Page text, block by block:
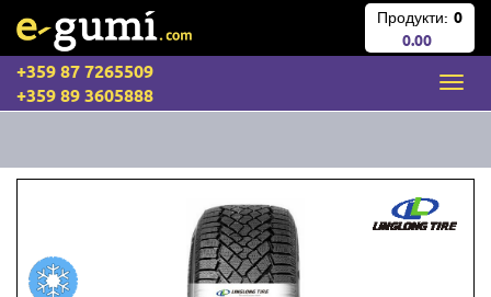
Продукти: 0
0.00
+359 87 7265509
+359 89 3605888